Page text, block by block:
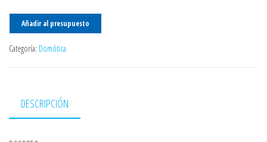
Añadir al presupuesto
Categoría: Domótica
DESCRIPCIÓN